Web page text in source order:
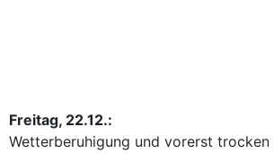
Freitag, 22.12.:
Wetterberuhigung und vorerst trocken